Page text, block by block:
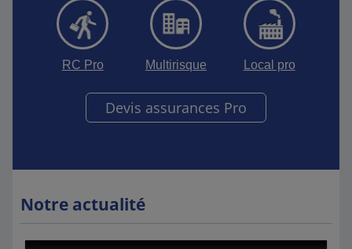
RC Pro Multirisque Local pro
Devis assurances Pro
Notre actualité